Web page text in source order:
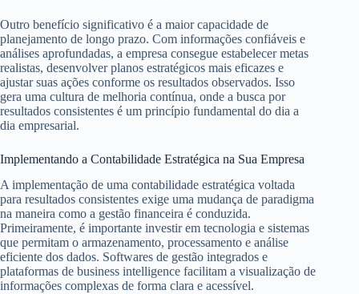
Outro benefício significativo é a maior capacidade de
planejamento de longo prazo. Com informações confiáveis e
análises aprofundadas, a empresa consegue estabelecer metas
realistas, desenvolver planos estratégicos mais eficazes e
ajustar suas ações conforme os resultados observados. Isso
gera uma cultura de melhoria contínua, onde a busca por
resultados consistentes é um princípio fundamental do dia a
dia empresarial.
Implementando a Contabilidade Estratégica na Sua Empresa
A implementação de uma contabilidade estratégica voltada
para resultados consistentes exige uma mudança de paradigma
na maneira como a gestão financeira é conduzida.
Primeiramente, é importante investir em tecnologia e sistemas
que permitam o armazenamento, processamento e análise
eficiente dos dados. Softwares de gestão integrados e
plataformas de business intelligence facilitam a visualização de
informações complexas de forma clara e acessível.